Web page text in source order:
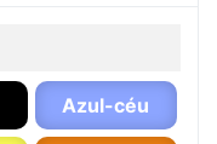
Azul-céu